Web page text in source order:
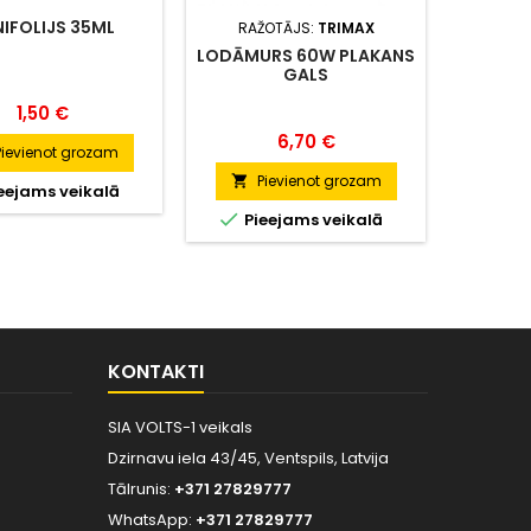
35ML
Cena
1,50 €
grozam
veikalā
RAŽOTĀJS: TRIMAX
LODĀMURS 60W PLAKANS
GALS
Cena
6,70 €
 Pievienot grozam
 Pieejams veikalā
KONTAKTI
SIA VOLTS-1 veikals
Dzirnavu iela 43/45, Ventspils, Latvija
Tālrunis: +371 27829777
WhatsApp: +371 27829777